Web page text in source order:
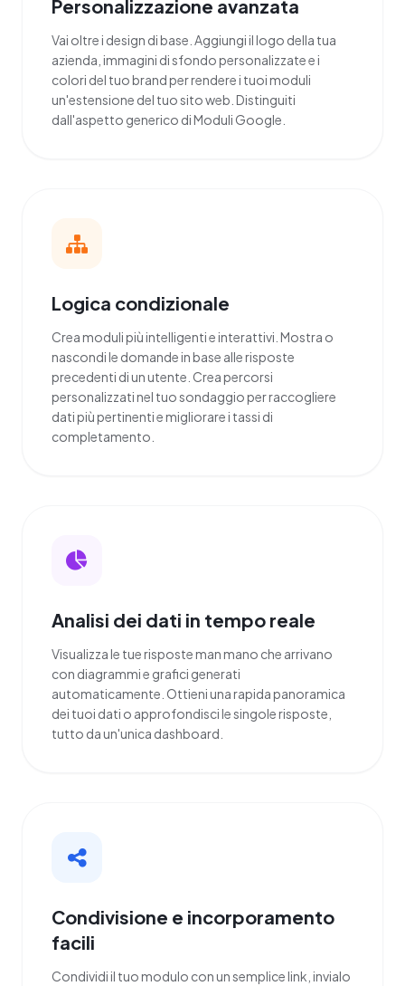
Personalizzazione avanzata
Vai oltre i design di base. Aggiungi il logo della tua
azienda, immagini di sfondo personalizzate e i
colori del tuo brand per rendere i tuoi moduli
un'estensione del tuo sito web. Distinguiti
dall'aspetto generico di Moduli Google.
Logica condizionale
Crea moduli più intelligenti e interattivi. Mostra o
nascondi le domande in base alle risposte
precedenti di un utente. Crea percorsi
personalizzati nel tuo sondaggio per raccogliere
dati più pertinenti e migliorare i tassi di
completamento.
Analisi dei dati in tempo reale
Visualizza le tue risposte man mano che arrivano
con diagrammi e grafici generati
automaticamente. Ottieni una rapida panoramica
dei tuoi dati o approfondisci le singole risposte,
tutto da un'unica dashboard.
Condivisione e incorporamento
facili
Condividi il tuo modulo con un semplice link, invialo